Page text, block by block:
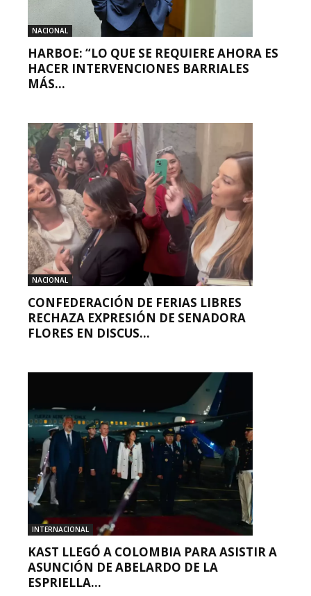
NACIONAL
HARBOE: “LO QUE SE REQUIERE AHORA ES
HACER INTERVENCIONES BARRIALES
MÁS...
NACIONAL
CONFEDERACIÓN DE FERIAS LIBRES
RECHAZA EXPRESIÓN DE SENADORA
FLORES EN DISCUS...
INTERNACIONAL
KAST LLEGÓ A COLOMBIA PARA ASISTIR A
ASUNCIÓN DE ABELARDO DE LA
ESPRIELLA...